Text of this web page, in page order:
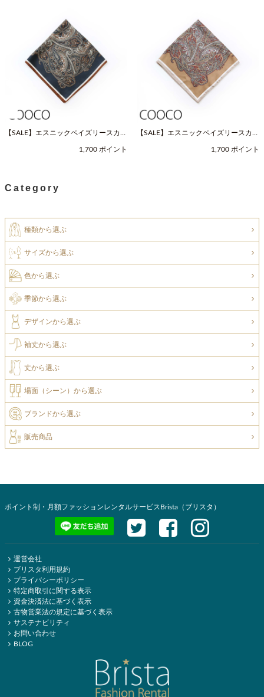
【SALE】エスニックペイズリースカー
1,700 ポイント
【SALE】エスニックペイズリースカー
1,700 ポイント
Category
種類から選ぶ
サイズから選ぶ
色から選ぶ
季節から選ぶ
デザインから選ぶ
袖丈から選ぶ
丈から選ぶ
場面（シーン）から選ぶ
ブランドから選ぶ
販売商品
ポイント制・月額ファッションレンタルサービスBrista（ブリスタ）
運営会社
ブリスタ利用規約
プライバシーポリシー
特定商取引に関する表示
資金決済法に基づく表示
古物営業法の規定に基づく表示
サステナビリティ
お問い合わせ
BLOG